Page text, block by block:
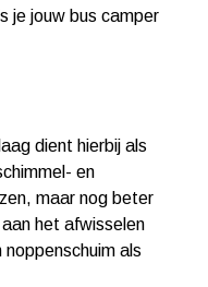
je jouw bus camper
dient hierbij als
en
maar nog beter
het afwisselen
als